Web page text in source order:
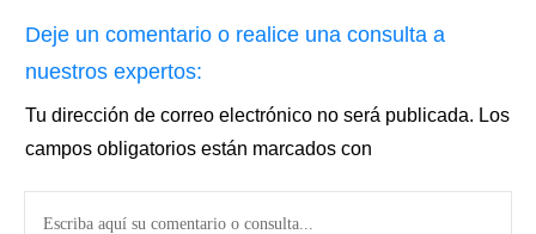
Deje un comentario o realice una consulta a
nuestros expertos:
Tu dirección de correo electrónico no será publicada. Los
campos obligatorios están marcados con